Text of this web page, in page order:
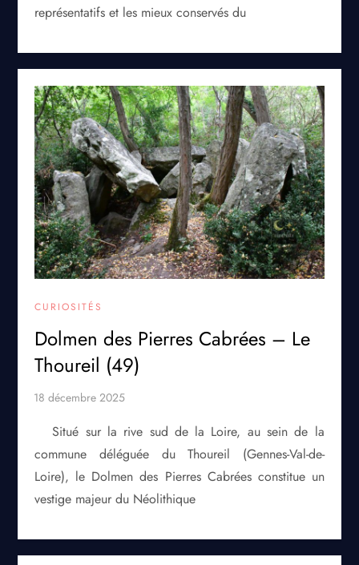
représentatifs et les mieux conservés du
CURIOSITÉS
Dolmen des Pierres Cabrées – Le
Thoureil (49)
Situé sur la rive sud de la Loire, au sein de la
commune déléguée du Thoureil (Gennes-Val-de-
Loire), le Dolmen des Pierres Cabrées constitue un
vestige majeur du Néolithique